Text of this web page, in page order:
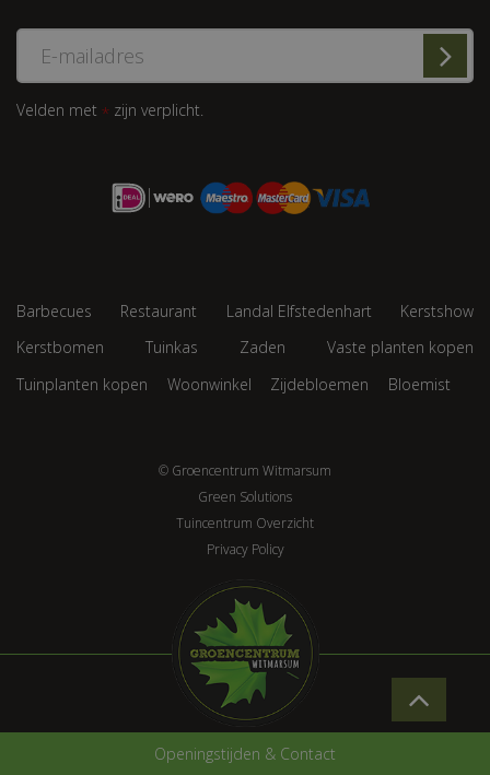
Velden met * zijn verplicht.
Barbecues Restaurant Landal Elfstedenhart
Kerstshow
Kerstbomen
Tuinkas Zaden
Vaste planten kopen
Tuinplanten kopen
Woonwinkel Zijdebloemen Bloemist
© Groencentrum Witmarsum
Green Solutions
Tuincentrum Overzicht
Privacy Policy
Openingstijden & Contact